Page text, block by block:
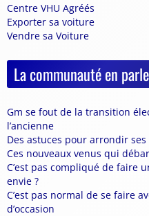
Centre VHU Agréés
Exporter sa voiture
Vendre sa Voiture
La communauté en
Gm se fout de la transition
l’ancienne
Des astuces pour arrondir
Ces nouveaux venus qui
C’est pas compliqué de faire
envie ?
C’est pas normal de se faire
d’occasion